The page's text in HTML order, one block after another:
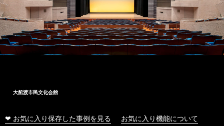
大船渡市民文化会館
❤ お気に入り保存した事例を見る お気に入り機能について